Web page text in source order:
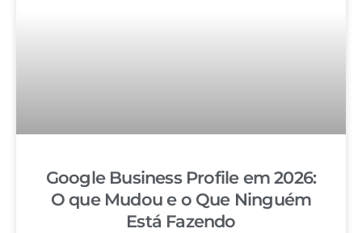
Google Business Profile em 2026:
O que Mudou e o Que Ninguém
Está Fazendo